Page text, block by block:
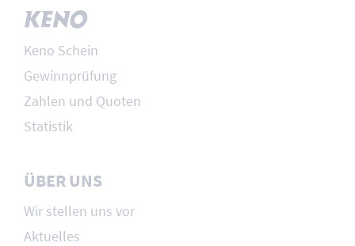
Keno Schein
Gewinnprüfung
Zahlen und Quoten
Statistik
ÜBER UNS
Wir stellen uns vor
Aktuelles